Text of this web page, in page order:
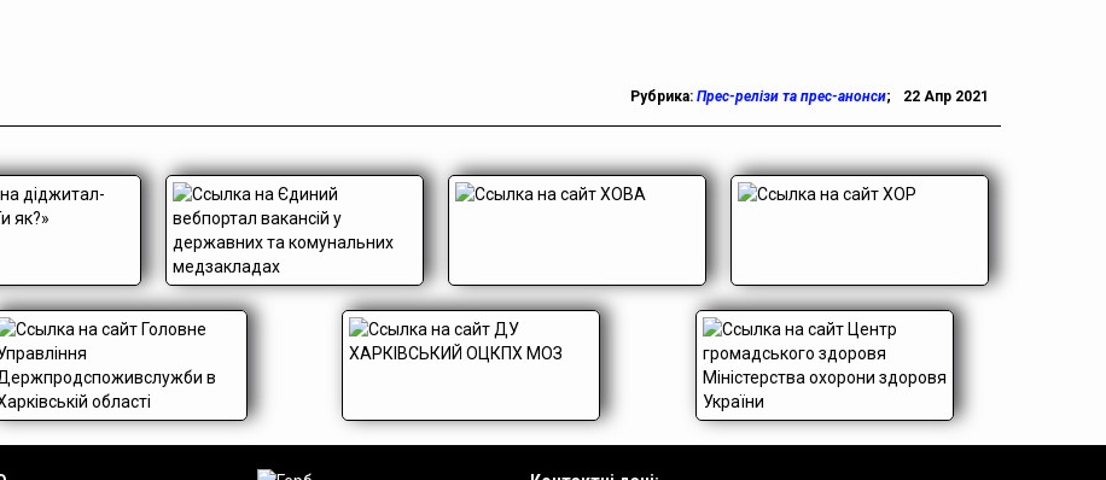
Рубрика: Прес-релізи та прес-анонси; 22 Апр 2021